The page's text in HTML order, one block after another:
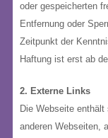
oder gespeicherten
Entfernung oder
Zeitpunkt der
Haftung ist erst ab
2. Externe Links
Die Webseite enthält
anderen Webseiten,